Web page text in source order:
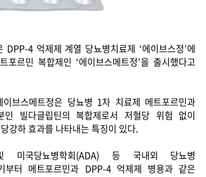
DPP-4 억제제 계열 당뇨병치료제 ‘에이브스정’에
포르민 복합제인 ‘에이브스메트정’을 출시했다고
브스메트정은 당뇨병 1차 치료제 메트포르민과
빌다글립틴의 복합제로서 저혈당 위험 없이
강하 효과를 나타내는 특징이 있다.
미국당뇨병학회(ADA) 등 국내외 당뇨병
부터 메트포르민과 DPP-4 억제제 병용과 같은